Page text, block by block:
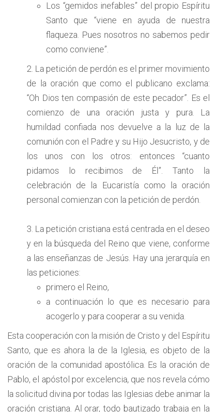
Los “gemidos inefables” del propio Espíritu
Santo que “viene en ayuda de nuestra
flaqueza. Pues nosotros no sabemos pedir
como conviene”.
2. La petición de perdón es el primer movimiento
de la oración que como el publicano exclama:
“Oh Dios ten compasión de este pecador”. Es el
comienzo de una oración justa y pura. La
humildad confiada nos devuelve a la luz de la
comunión con el Padre y su Hijo Jesucristo, y de
los unos con los otros: entonces “cuanto
pidamos lo recibimos de Él”. Tanto la
celebración de la Eucaristía como la oración
personal comienzan con la petición de perdón.
3. La petición cristiana está centrada en el deseo
y en la búsqueda del Reino que viene, conforme
a las enseñanzas de Jesús. Hay una jerarquía en
las peticiones:
primero el Reino,
a continuación lo que es necesario para
acogerlo y para cooperar a su venida.
Esta cooperación con la misión de Cristo y del Espíritu
Santo, que es ahora la de la Iglesia, es objeto de la
oración de la comunidad apostólica. Es la oración de
Pablo, el apóstol por excelencia, que nos revela cómo
la solicitud divina por todas las Iglesias debe animar la
oración cristiana. Al orar, todo bautizado trabaja en la